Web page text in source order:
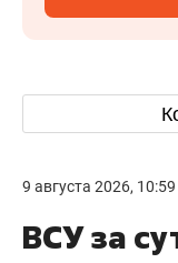
9 августа 2026, 10:59
ВСУ за